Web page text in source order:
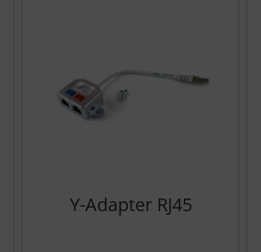
Y-Adapter RJ45